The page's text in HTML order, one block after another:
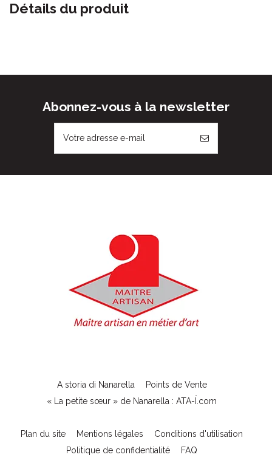
Détails du produit
Abonnez-vous à la newsletter
A storia di Nanarella
Points de Vente
« La petite sœur » de Nanarella : ATA-Ï.com
Plan du site Mentions légales
Conditions d'utilisation
Politique de confidentialité
FAQ